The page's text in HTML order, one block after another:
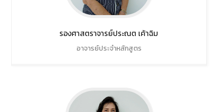
รองศาสตราจารย์ประณต เค้าฉิม
อาจารย์ประจำหลักสูตร